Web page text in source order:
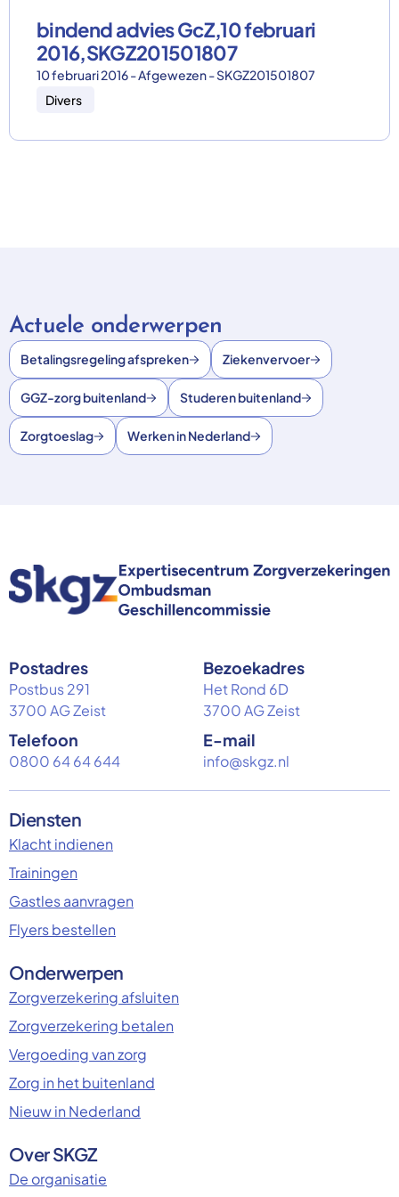
bindend advies GcZ,10 februari
2016,SKGZ201501807
10 februari 2016 - Afgewezen - SKGZ201501807
Divers
Actuele onderwerpen
Betalingsregeling afspreken Ziekenvervoer
GGZ-zorg buitenland Studeren buitenland
Zorgtoeslag Werken in Nederland
Postadres
Postbus 291
3700 AG Zeist
Bezoekadres
Het Rond 6D
3700 AG Zeist
Telefoon
0800 64 64 644
E-mail
info@skgz.nl
Diensten
Klacht indienen
Trainingen
Gastles aanvragen
Flyers bestellen
Onderwerpen
Zorgverzekering afsluiten
Zorgverzekering betalen
Vergoeding van zorg
Zorg in het buitenland
Nieuw in Nederland
Over SKGZ
De organisatie